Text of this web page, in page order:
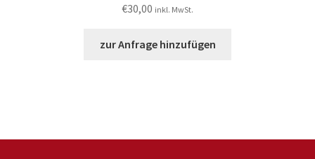
€30,00 inkl. MwSt.
zur Anfrage hinzufügen